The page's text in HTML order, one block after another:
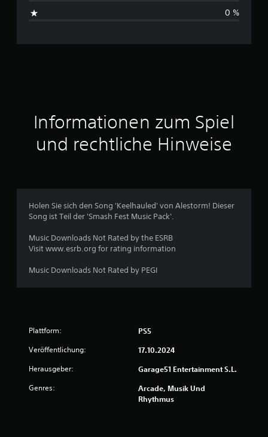
s
h
t
t
i
c
e
0 %
Informationen zum Spiel
und rechtliche Hinweise
Holen Sie sich den Song 'Keelhauled' von Alestorm! Dieser
Song ist Teil der 'Smash Fest Music Pack'.
Music Downloads Not Rated by the ESRB
Visit www.esrb.org for rating information
Music Downloads Not Rated by PEGI
Plattform: PS5
Veröffentlichung: 17.10.2024
Herausgeber: Garage51 Entertainment S.L.
Genres:
Arcade, Musik Und
Rhythmus